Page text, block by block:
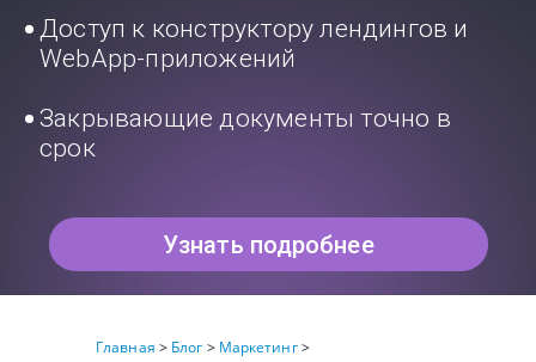
Доступ к конструктору лендингов и
WebApp-приложений
Закрывающие документы точно в
срок
Узнать подробнее
Главная > Блог > Маркетинг>